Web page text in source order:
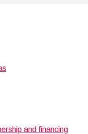
and financing